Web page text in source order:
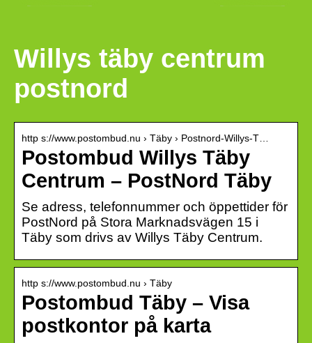
Willys täby centrum
postnord
http s://www.postombud.nu › Täby › Postnord-Willys-T…
Postombud Willys Täby
Centrum – PostNord Täby
Se adress, telefonnummer och öppettider för
PostNord på Stora Marknadsvägen 15 i
Täby som drivs av Willys Täby Centrum.
http s://www.postombud.nu › Täby
Postombud Täby – Visa
postkontor på karta